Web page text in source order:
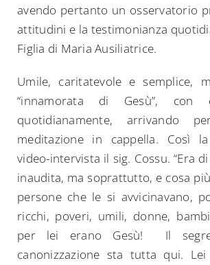
avendo pertanto un osservatorio
attitudini e la testimonianza
Figlia di Maria Ausiliatrice.
Umile, caritatevole e semplice,
“innamorata di Gesù”, con
quotidianamente, arrivando
meditazione in cappella. Così
video-intervista il sig. Cossu. “Era
inaudita, ma soprattutto, e cosa
persone che le si avvicinavano,
ricchi, poveri, umili, donne,
per lei erano Gesù! Il
canonizzazione sta tutta qui. Lei